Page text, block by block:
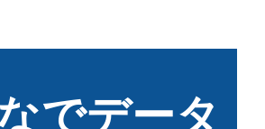
でデータ